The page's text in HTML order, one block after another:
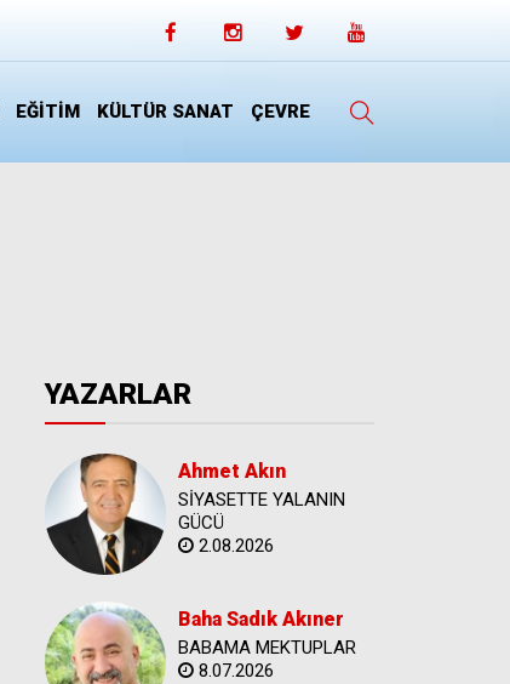
EĞİTİM KÜLTÜR SANAT ÇEVRE
YAZARLAR
Ahmet Akın
SİYASETTE YALANIN
GÜCÜ
2.08.2026
Baha Sadık Akıner
BABAMA MEKTUPLAR
8.07.2026